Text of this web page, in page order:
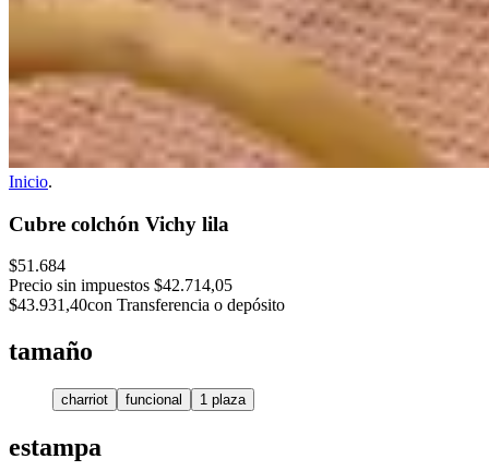
Inicio.
Cubre colchón Vichy lila
$51.684
Precio sin impuestos $42.714,05
$43.931,40con Transferencia o depósito
tamaño
charriot funcional 1 plaza
estampa